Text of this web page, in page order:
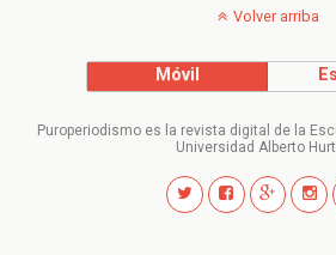
Volver arriba
Móvil
Puroperiodismo es la revista digital de la
Universidad Alberto